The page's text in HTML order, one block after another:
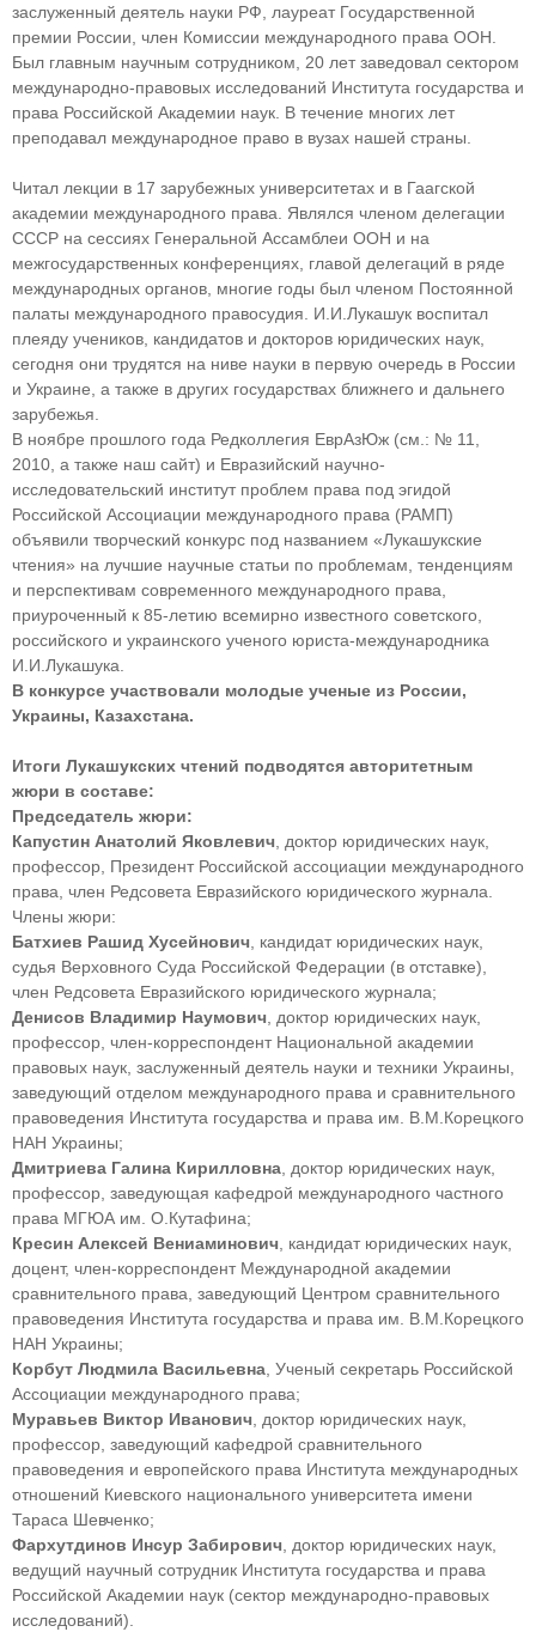
заслуженный деятель науки РФ, лауреат Государственной
премии России, член Комиссии международного права ООН.
Был главным научным сотрудником, 20 лет заведовал сектором
международно-правовых исследований Института государства и
права Российской Академии наук. В течение многих лет
преподавал международное право в вузах нашей страны.
Читал лекции в 17 зарубежных университетах и в Гаагской
академии международного права. Являлся членом делегации
СССР на сессиях Генеральной Ассамблеи ООН и на
межгосударственных конференциях, главой делегаций в ряде
международных органов, многие годы был членом Постоянной
палаты международного правосудия. И.И.Лукашук воспитал
плеяду учеников, кандидатов и докторов юридических наук,
сегодня они трудятся на ниве науки в первую очередь в России
и Украине, а также в других государствах ближнего и дальнего
зарубежья.
В ноябре прошлого года Редколлегия ЕврАзЮж (см.: № 11,
2010, а также наш сайт) и Евразийский научно-
исследовательский институт проблем права под эгидой
Российской Ассоциации международного права (РАМП)
объявили творческий конкурс под названием «Лукашукские
чтения» на лучшие научные статьи по проблемам, тенденциям
и перспективам современного международного права,
приуроченный к 85-летию всемирно известного советского,
российского и украинского ученого юриста-международника
И.И.Лукашука.
В конкурсе участвовали молодые ученые из России,
Украины, Казахстана.
Итоги Лукашукских чтений подводятся авторитетным
жюри в составе:
Председатель жюри:
Капустин Анатолий Яковлевич , доктор юридических наук,
профессор, Президент Российской ассоциации международного
права, член Редсовета Евразийского юридического журнала.
Члены жюри:
Батхиев Рашид Хусейнович , кандидат юридических наук,
судья Верховного Суда Российской Федерации (в отставке),
член Редсовета Евразийского юридического журнала;
Денисов Владимир Наумович , доктор юридических наук,
профессор, член-корреспондент Национальной академии
правовых наук, заслуженный деятель науки и техники Украины,
заведующий отделом международного права и сравнительного
правоведения Института государства и права им. В.М.Корецкого
НАН Украины;
Дмитриева Галина Кирилловна , доктор юридических наук,
профессор, заведующая кафедрой международного частного
права МГЮА им. О.Кутафина;
Кресин Алексей Вениаминович , кандидат юридических наук,
доцент, член-корреспондент Международной академии
сравнительного права, заведующий Центром сравнительного
правоведения Института государства и права им. В.М.Корецкого
НАН Украины;
Корбут Людмила Васильевна , Ученый секретарь Российской
Ассоциации международного права;
Муравьев Виктор Иванович , доктор юридических наук,
профессор, заведующий кафедрой сравнительного
правоведения и европейского права Института международных
отношений Киевского национального университета имени
Тараса Шевченко;
Фархутдинов Инсур Забирович , доктор юридических наук,
ведущий научный сотрудник Института государства и права
Российской Академии наук (cектор международно-правовых
исследований).